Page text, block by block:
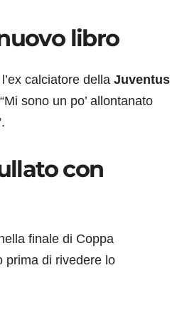
libro
calciatore della Juventus
sono un po’ allontanato
con
finale di Coppa
prima di rivedere lo